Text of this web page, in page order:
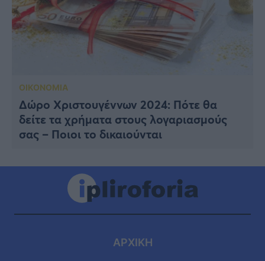
ΟΙΚΟΝΟΜΙΑ
Δώρο Χριστουγέννων 2024: Πότε θα
δείτε τα χρήματα στους λογαριασμούς
σας – Ποιοι το δικαιούνται
ΑΡΧΙΚΗ